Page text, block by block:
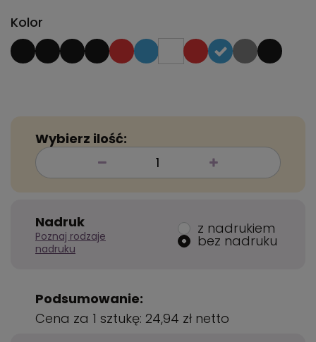
Kolor
Wybierz ilość:
Nadruk
Poznaj rodzaje
nadruku
z nadrukiem
bez nadruku
Podsumowanie:
Cena za 1 sztukę: 24,94 zł netto